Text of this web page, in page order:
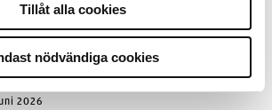
Tillåt alla cookies
nödvändiga cookies
Med för höga krav på evidens
polisen inte göra något alls
2026